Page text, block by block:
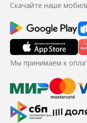
Скачайте наше
Мы принимаем к